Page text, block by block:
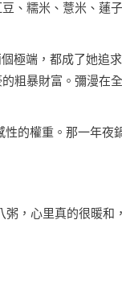
、糯米、薏米、蓮
極端，都成了她追
的粗暴財富。彌漫在
性的權重。那一年夜
粥，心里真的很暖和